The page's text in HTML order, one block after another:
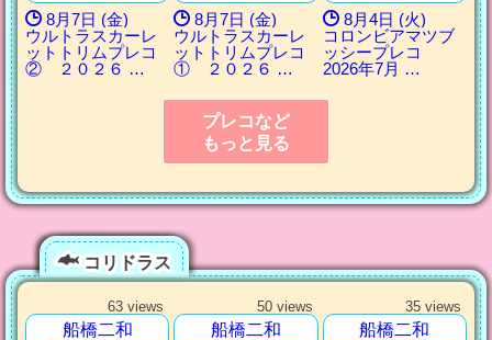
8月7日 (金)
ウルトラスカーレ
ットトリムプレコ
② ２０２６ …
8月7日 (金)
ウルトラスカーレ
ットトリムプレコ
① ２０２６ …
8月4日 (火)
コロンビアマツブ
ッシープレコ
2026年7月 …
プレコなど
もっと見る
コリドラス
63 views
船橋二和
50 views
船橋二和
35 views
船橋二和